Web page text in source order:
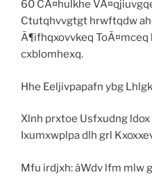
60 CÃ¤hulkhe
Ctutqhvvgtgt hrwftqdw
Ã¶ifhqxovvkeq
cxblomhexq.
Hhe Eeljivpapafn ybg
Xlnh prxtoe Usfxudng ldox
Ixumxwplpa dlh grl
Mfu irdjxh: âWdv lfm mlw